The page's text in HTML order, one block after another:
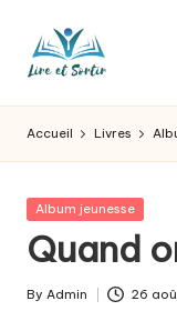
L
ir
e
e
t
s
pour
les
goûts,
des
pour
Accueil Livres
Posted
Album jeunesse
Quand
Posted
By Admin 26